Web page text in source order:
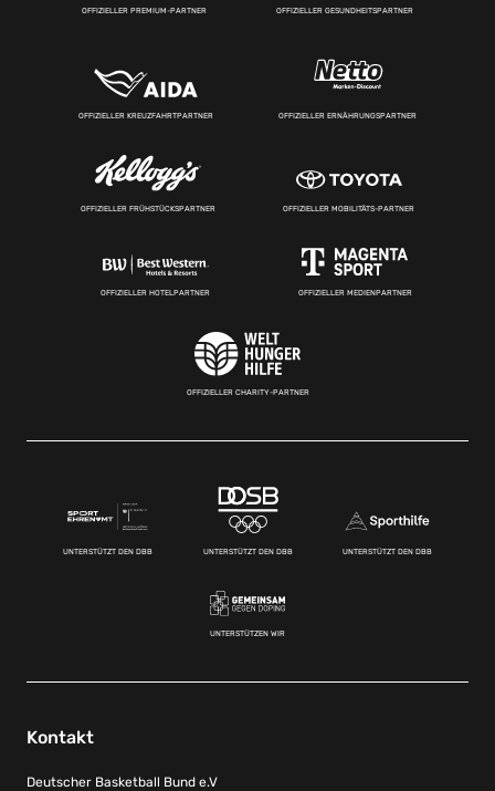
OFFIZIELLER PREMIUM-PARTNER OFFIZIELLER GESUNDHEITSPARTNER
OFFIZIELLER KREUZFAHRTPARTNER OFFIZIELLER ERNÄHRUNGSPARTNER
OFFIZIELLER FRÜHSTÜCKSPARTNER OFFIZIELLER MOBILITÄTS-PARTNER
OFFIZIELLER HOTELPARTNER OFFIZIELLER MEDIENPARTNER
OFFIZIELLER CHARITY-PARTNER
UNTERSTÜTZT DEN DBB UNTERSTÜTZT DEN DBB UNTERSTÜTZT DEN DBB
UNTERSTÜTZEN WIR
Kontakt
Deutscher Basketball Bund e.V